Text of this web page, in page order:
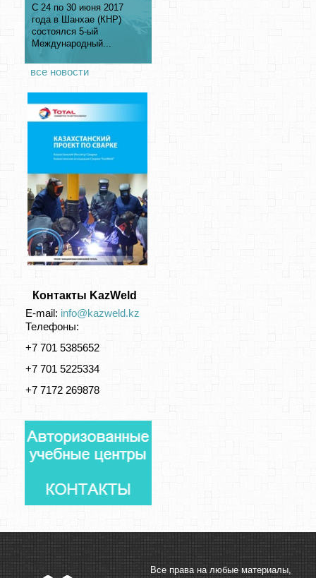
С 24 по 30 июня 2017
года в Шанхае (КНР)
состоялся 5-ый
Международный...
все новости
Контакты KazWeld
E-mail: info@kazweld.kz
Телефоны:
+7 701 5385652
+7 701 5225334
+7 7172 269878
Все права на любые материалы,